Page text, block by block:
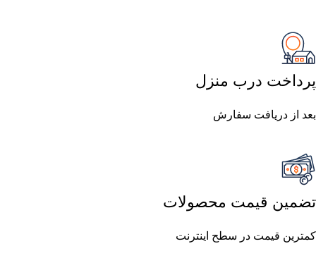
پرداخت درب منزل
بعد از دریافت سفارش
تضمین قیمت محصولات
کمترین قیمت در سطح اینترنت